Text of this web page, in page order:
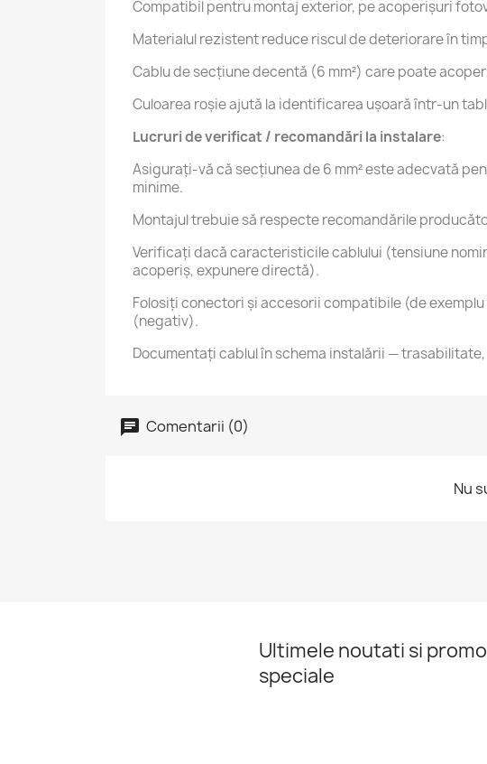
Compatibil pentru montaj exterior, pe acoperișuri
Materialul rezistent reduce riscul de deteriorare în
Cablu de secțiune decentă (6 mm²) care poate
Culoarea roșie ajută la identificarea ușoară într-un
Lucruri de verificat / recomandări la instalare:
Asiguraţi-vă că secţiunea de 6 mm² este adecvată
minime.
Montajul trebuie să respecte recomandările
Verificaţi dacă caracteristicile cablului (tensiune
acoperiş, expunere directă).
Folosiţi conectori și accesorii compatibile (de
(negativ).
Documentaţi cablul în schema instalării —
Comentarii (0)
Nu
Ultimele noutati si
speciale